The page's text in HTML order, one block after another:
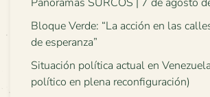
Bloque Verde: “La acción en las
de esperanza”
Situación política actual en
político en plena reconfiguración)